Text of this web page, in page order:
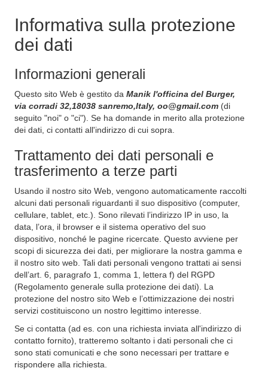
Informativa sulla protezione
dei dati
Informazioni generali
Questo sito Web è gestito da Manik l'officina del Burger,
via corradi 32,18038 sanremo,Italy, oo@gmail.com (di
seguito "noi" o "ci"). Se ha domande in merito alla protezione
dei dati, ci contatti all'indirizzo di cui sopra.
Trattamento dei dati personali e
trasferimento a terze parti
Usando il nostro sito Web, vengono automaticamente raccolti
alcuni dati personali riguardanti il suo dispositivo (computer,
cellulare, tablet, etc.). Sono rilevati l’indirizzo IP in uso, la
data, l’ora, il browser e il sistema operativo del suo
dispositivo, nonché le pagine ricercate. Questo avviene per
scopi di sicurezza dei dati, per migliorare la nostra gamma e
il nostro sito web. Tali dati personali vengono trattati ai sensi
dell’art. 6, paragrafo 1, comma 1, lettera f) del RGPD
(Regolamento generale sulla protezione dei dati). La
protezione del nostro sito Web e l’ottimizzazione dei nostri
servizi costituiscono un nostro legittimo interesse.
Se ci contatta (ad es. con una richiesta inviata all'indirizzo di
contatto fornito), tratteremo soltanto i dati personali che ci
sono stati comunicati e che sono necessari per trattare e
rispondere alla richiesta.